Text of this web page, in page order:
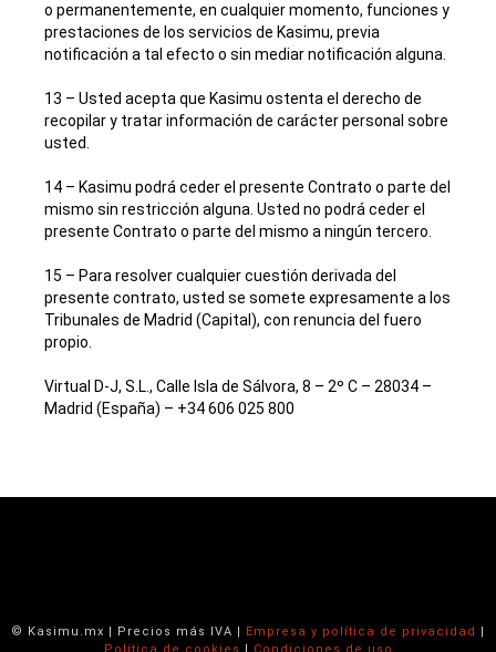
o permanentemente, en cualquier momento, funciones y
prestaciones de los servicios de Kasimu, previa
notificación a tal efecto o sin mediar notificación alguna.
13 – Usted acepta que Kasimu ostenta el derecho de
recopilar y tratar información de carácter personal sobre
usted.
14 – Kasimu podrá ceder el presente Contrato o parte del
mismo sin restricción alguna. Usted no podrá ceder el
presente Contrato o parte del mismo a ningún tercero.
15 – Para resolver cualquier cuestión derivada del
presente contrato, usted se somete expresamente a los
Tribunales de Madrid (Capital), con renuncia del fuero
propio.
Virtual D-J, S.L., Calle Isla de Sálvora, 8 – 2º C – 28034 –
Madrid (España) – +34 606 025 800
© Kasimu.mx | Precios más IVA | Empresa y política de privacidad |